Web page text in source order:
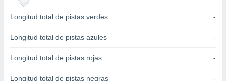
publicidad
publicidad
de
Longitud total de pistas verdes -
Longitud total de pistas azules -
Longitud total de pistas rojas -
Longitud total de pistas negras -